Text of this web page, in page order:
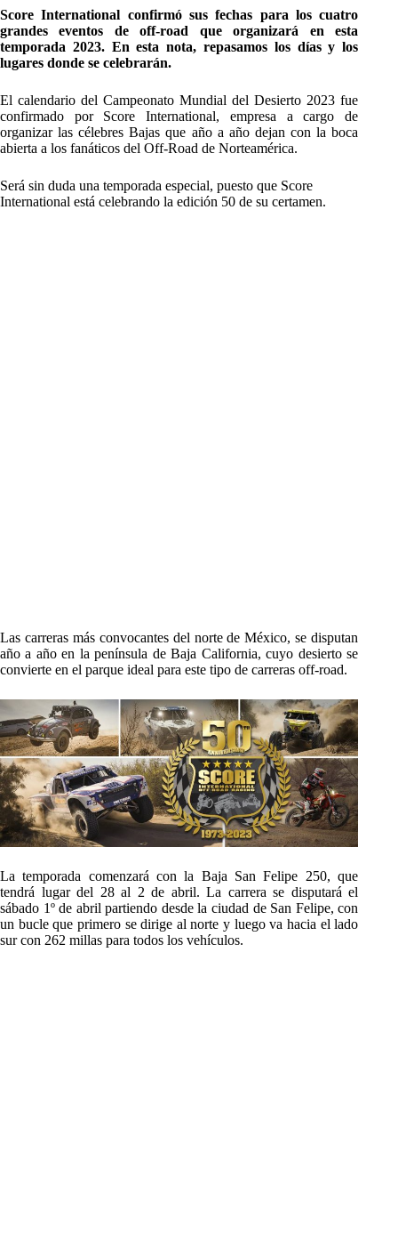
Score International confirmó sus fechas para los cuatro
grandes eventos de off-road que organizará en esta
temporada 2023. En esta nota, repasamos los días y los
lugares donde se celebrarán.
El calendario del Campeonato Mundial del Desierto 2023 fue
confirmado por Score International, empresa a cargo de
organizar las célebres Bajas que año a año dejan con la boca
abierta a los fanáticos del Off-Road de Norteamérica.
Será sin duda una temporada especial, puesto que Score
International está celebrando la edición 50 de su certamen.
Las carreras más convocantes del norte de México, se disputan
año a año en la península de Baja California, cuyo desierto se
convierte en el parque ideal para este tipo de carreras off-road.
La temporada comenzará con la Baja San Felipe 250, que
tendrá lugar del 28 al 2 de abril. La carrera se disputará el
sábado 1º de abril partiendo desde la ciudad de San Felipe, con
un bucle que primero se dirige al norte y luego va hacia el lado
sur con 262 millas para todos los vehículos.